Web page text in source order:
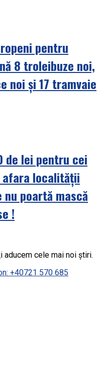
pentru
8 troleibuze noi,
noi și 17 tramvaie
de lei pentru cei
afara localității
poartă mască
!
cele mai noi știri.
+40721 570 685